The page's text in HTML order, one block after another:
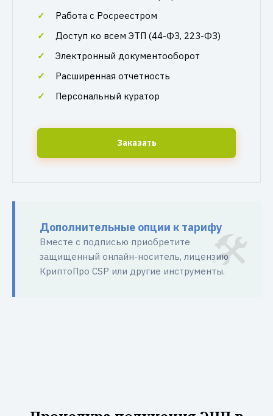
Работа с Росреестром
Доступ ко всем ЭТП (44-ФЗ, 223-ФЗ)
Электронный документооборот
Расширенная отчетность
Персональный куратор
Заказать
Дополнительные опции к тарифу
Вместе с подписью приобретите
защищенный онлайн-носитель, лицензию
КриптоПро CSP или другие инструменты.